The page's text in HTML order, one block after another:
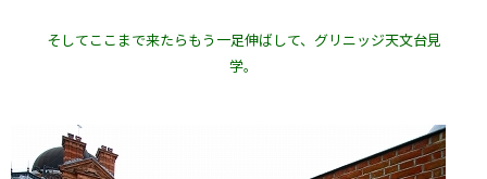
そしてここまで来たらもう一足伸ばして、グリニッジ天文台見
学。